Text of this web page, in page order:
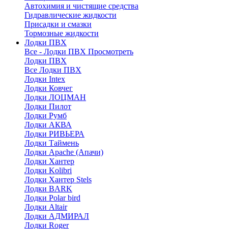
Автохимия и чистящие средства
Гидравлические жидкости
Присадки и смазки
Тормозные жидкости
Лодки ПВХ
Все - Лодки ПВХ Просмотреть
Лодки ПВХ
Все Лодки ПВХ
Лодки Intex
Лодки Ковчег
Лодки ЛОЦМАН
Лодки Пилот
Лодки Румб
Лодки АКВА
Лодки РИВЬЕРА
Лодки Таймень
Лодки Apache (Апачи)
Лодки Хантер
Лодки Kolibri
Лодки Хантер Stels
Лодки BARK
Лодки Polar bird
Лодки Altair
Лодки АДМИРАЛ
Лодки Roger